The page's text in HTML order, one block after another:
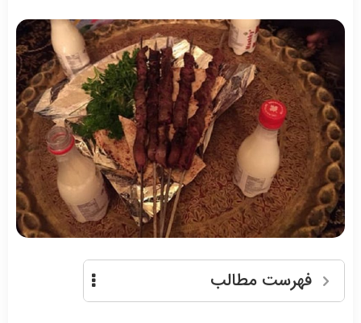
فهرست مطالب